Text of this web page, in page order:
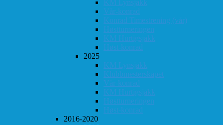
KM Lynsjakk
Vår-konrad
Konrad Timestrening (vår)
Høstturneringen
KM Hurtigsjakk
Høst-konrad
2025
KM Lynsjakk
Klubbmesterskapet
Vår-konrad
KM Hurtigsjakk
Høstturneringen
Høst-konrad
2016-2020